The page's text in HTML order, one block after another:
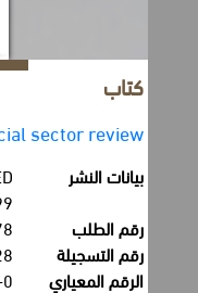
social sector review
بيانات النشر
1999.
رقم الطلب
T171
رقم التسجيلة
7528
الرقم المعياري
4585-0